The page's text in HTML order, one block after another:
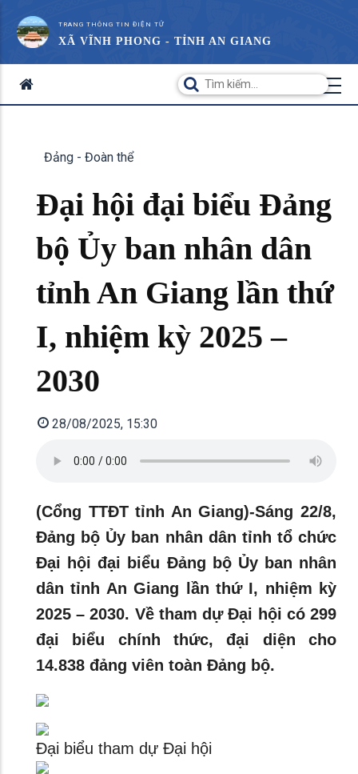
TRANG THÔNG TIN ĐIỆN TỬ
XÃ VĨNH PHONG - TỈNH AN GIANG
Đảng - Đoàn thể
Đại hội đại biểu Đảng
bộ Ủy ban nhân dân
tỉnh An Giang lần thứ
I, nhiệm kỳ 2025 –
2030
28/08/2025, 15:30
(Cổng TTĐT tỉnh An Giang)-Sáng 22/8,
Đảng bộ Ủy ban nhân dân tỉnh tổ chức
Đại hội đại biểu Đảng bộ Ủy ban nhân
dân tỉnh An Giang lần thứ I, nhiệm kỳ
2025 – 2030. Về tham dự Đại hội có 299
đại biểu chính thức, đại diện cho
14.838 đảng viên toàn Đảng bộ.
Đại biểu tham dự Đại hội